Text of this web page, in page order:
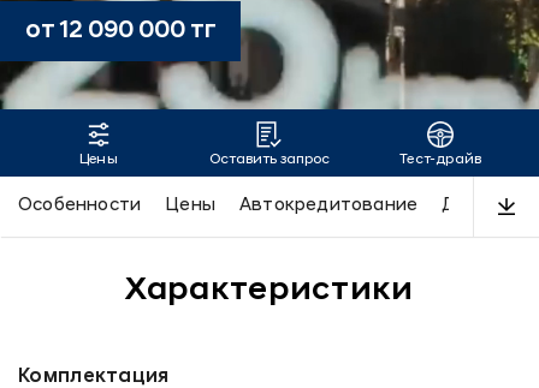
TUCSON
от 12 090 000 тг
Цены Оставить запрос Тест-драйв
Особенности Цены Автокредитование Дизайн
Характеристики
Комплектация